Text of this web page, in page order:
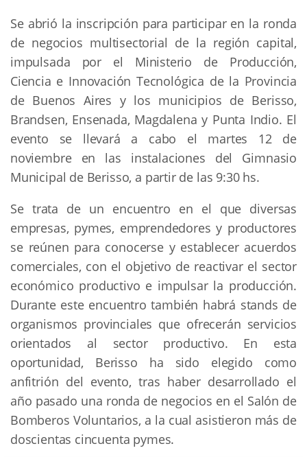
Se abrió la inscripción para participar en la ronda
de negocios multisectorial de la región capital,
impulsada por el Ministerio de Producción,
Ciencia e Innovación Tecnológica de la Provincia
de Buenos Aires y los municipios de Berisso,
Brandsen, Ensenada, Magdalena y Punta Indio. El
evento se llevará a cabo el martes 12 de
noviembre en las instalaciones del Gimnasio
Municipal de Berisso, a partir de las 9:30 hs.
Se trata de un encuentro en el que diversas
empresas, pymes, emprendedores y productores
se reúnen para conocerse y establecer acuerdos
comerciales, con el objetivo de reactivar el sector
económico productivo e impulsar la producción.
Durante este encuentro también habrá stands de
organismos provinciales que ofrecerán servicios
orientados al sector productivo. En esta
oportunidad, Berisso ha sido elegido como
anfitrión del evento, tras haber desarrollado el
año pasado una ronda de negocios en el Salón de
Bomberos Voluntarios, a la cual asistieron más de
doscientas cincuenta pymes.